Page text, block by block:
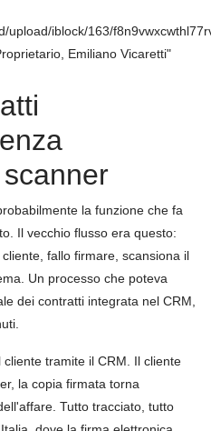
upload/iblock/163/
Emiliano Vicaretti"
la funzione che fa
Il vecchio flusso era questo:
fallo firmare, scansiona il
Un processo che poteva
dei contratti integrata nel CRM,
tramite il CRM. Il cliente
la copia firmata torna
Tutto tracciato, tutto